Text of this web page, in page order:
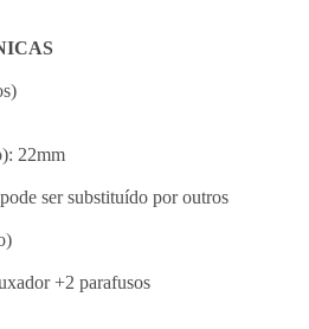
22mm
ser substituído por outros
+2 parafusos